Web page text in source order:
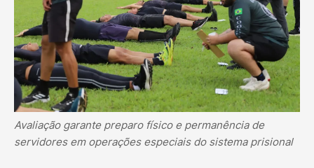
Avaliação garante preparo físico e permanência de
servidores em operações especiais do sistema prisional